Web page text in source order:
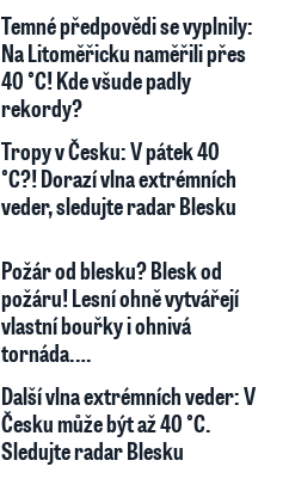
Temné předpovědi se vyplnily:
Na Litoměřicku naměřili přes
40 °C! Kde všude padly
rekordy?
Tropy v Česku: V pátek 40
°C?! Dorazí vlna extrémních
veder, sledujte radar Blesku
Požár od blesku? Blesk od
požáru! Lesní ohně vytvářejí
vlastní bouřky i ohnivá
tornáda.…
Další vlna extrémních veder: V
Česku může být až 40 °C.
Sledujte radar Blesku